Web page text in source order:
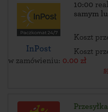
InPost
10:00
samym
Koszt
Koszt
w zamówieniu: 0.00 zł